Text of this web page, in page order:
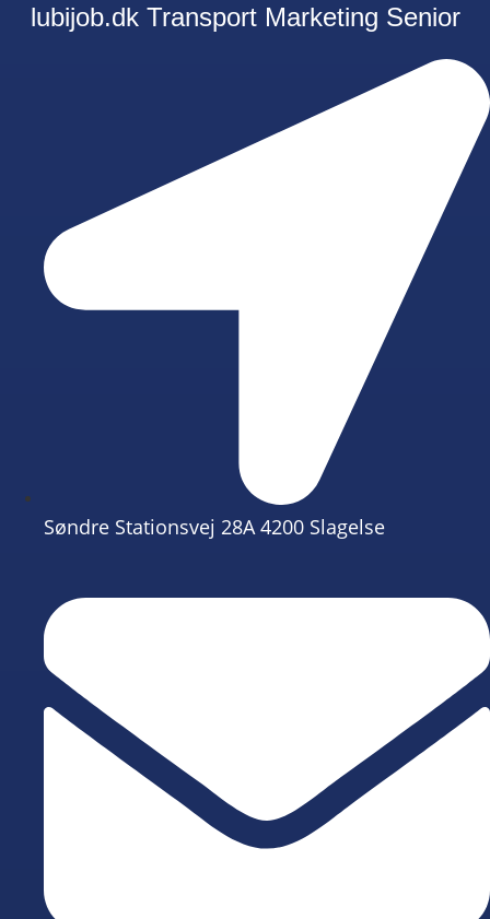
lubijob.dk Transport Marketing Senior
Søndre Stationsvej 28A 4200 Slagelse